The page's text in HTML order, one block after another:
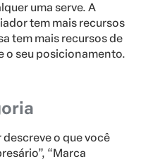
uma serve. A
tem mais recursos
tem mais recursos de
o seu posicionamento.
o que você
“Marca